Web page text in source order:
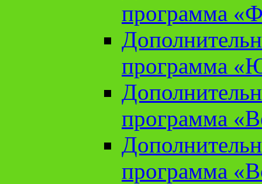
программа
программа
программа
программа